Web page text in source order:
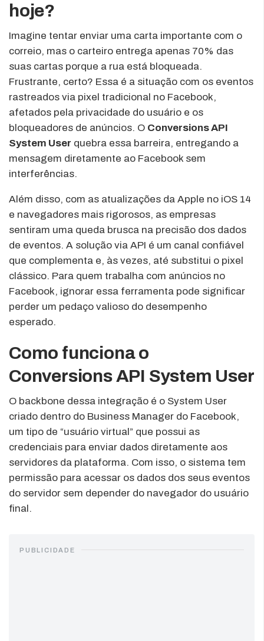
hoje?
Imagine tentar enviar uma carta importante com o
correio, mas o carteiro entrega apenas 70% das
suas cartas porque a rua está bloqueada.
Frustrante, certo? Essa é a situação com os eventos
rastreados via pixel tradicional no Facebook,
afetados pela privacidade do usuário e os
bloqueadores de anúncios. O Conversions API
System User quebra essa barreira, entregando a
mensagem diretamente ao Facebook sem
interferências.
Além disso, com as atualizações da Apple no iOS 14
e navegadores mais rigorosos, as empresas
sentiram uma queda brusca na precisão dos dados
de eventos. A solução via API é um canal confiável
que complementa e, às vezes, até substitui o pixel
clássico. Para quem trabalha com anúncios no
Facebook, ignorar essa ferramenta pode significar
perder um pedaço valioso do desempenho
esperado.
Como funciona o
Conversions API System User
O backbone dessa integração é o System User
criado dentro do Business Manager do Facebook,
um tipo de “usuário virtual” que possui as
credenciais para enviar dados diretamente aos
servidores da plataforma. Com isso, o sistema tem
permissão para acessar os dados dos seus eventos
do servidor sem depender do navegador do usuário
final.
PUBLICIDADE